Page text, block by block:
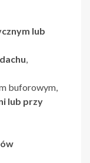
lub
,
buforowym,
lub przy